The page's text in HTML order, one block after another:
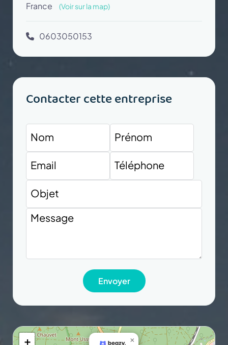
France
(Voir sur la map)
0603050153
Contacter cette entreprise
×
+